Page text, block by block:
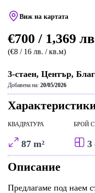
Виж на картата
€700 / 1,369
(€8 / 16 лв. / кв.м)
3-стаен, Център,
Добавена на: 20/05/2026
КВАДРАТУРА
87 m²
БРОЙ
3
Описание
Предлагаме под наем